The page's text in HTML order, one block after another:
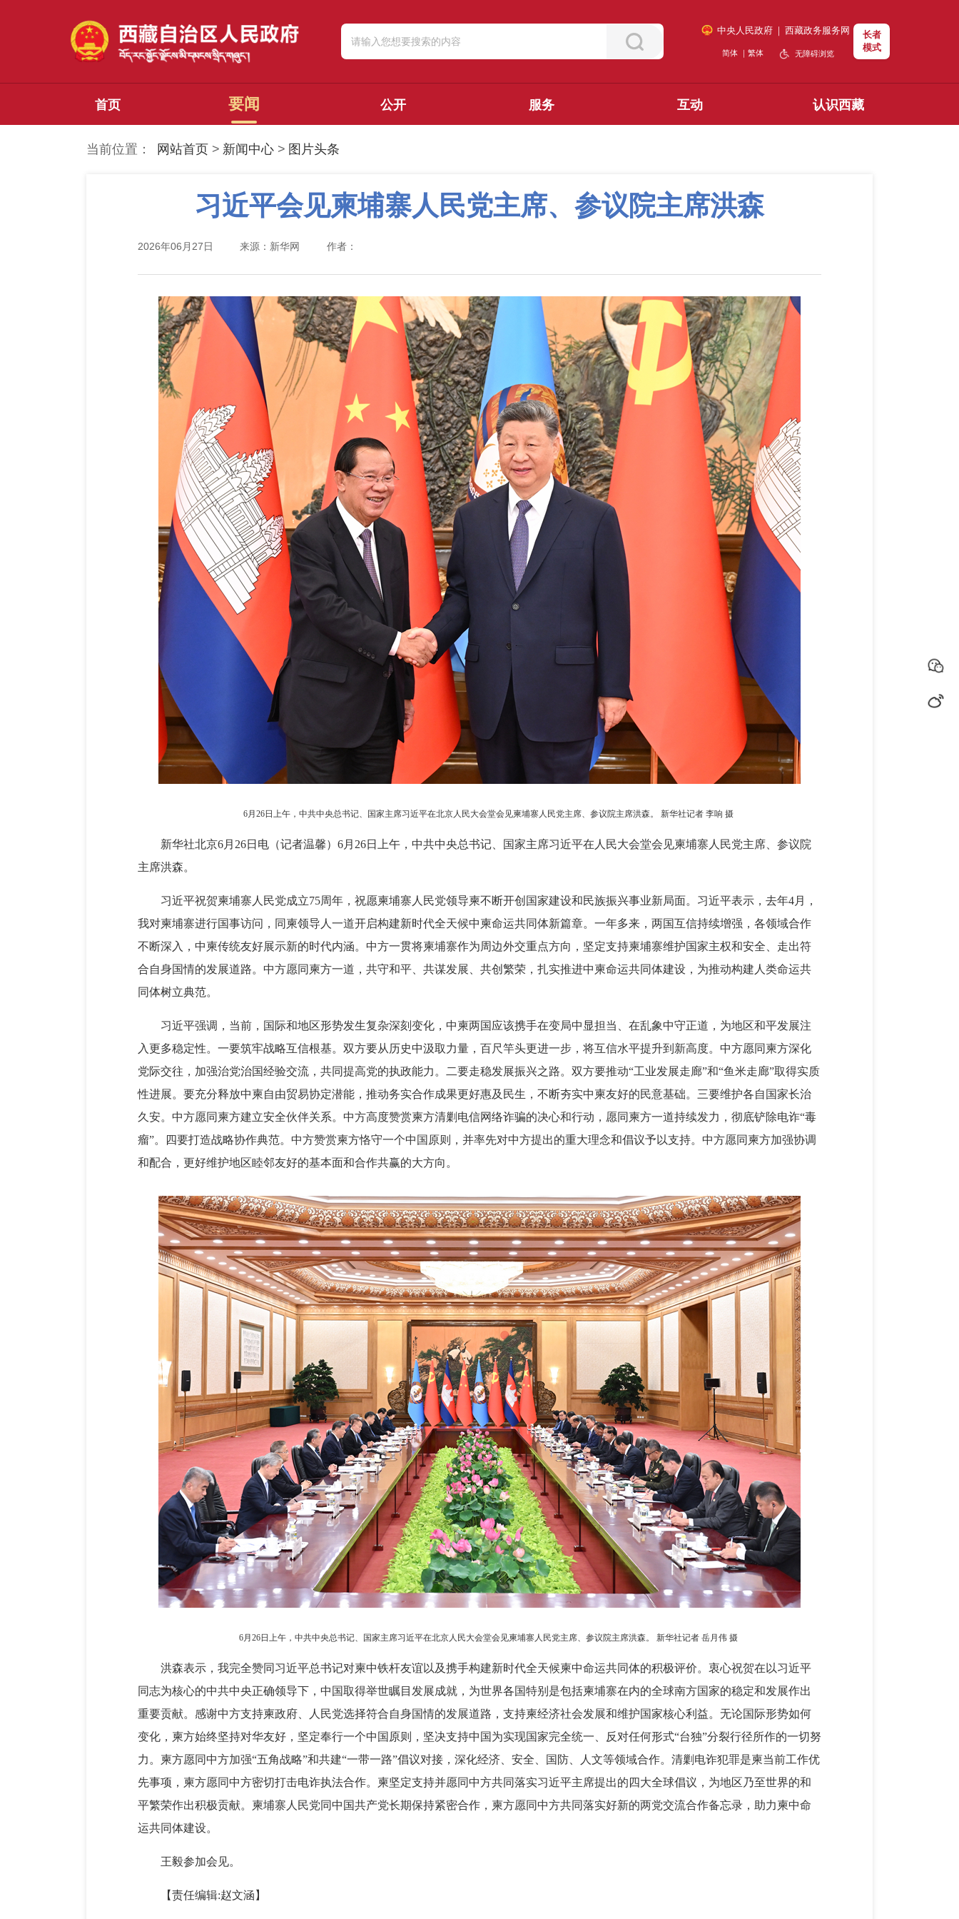
中央人民政府 ｜ 西藏政务服务网
简体｜ 繁体 无障碍浏览
长者
模式
首页 要闻 公开 服务 互动 认识西藏
当前位置： 网站首页 > 新闻中心 > 图片头条
习近平会见柬埔寨人民党主席、参议院主席洪森
2026年06月27日 来源：新华网 作者：
6月26日上午，中共中央总书记、国家主席习近平在北京人民大会堂会见柬埔寨人民党主席、参议院主席洪森。 新华社记者 李响 摄
新华社北京6月26日电（记者温馨）6月26日上午，中共中央总书记、国家主席习近平在人民大会堂会见柬埔寨人民党主席、参议院
主席洪森。
习近平祝贺柬埔寨人民党成立75周年，祝愿柬埔寨人民党领导柬不断开创国家建设和民族振兴事业新局面。习近平表示，去年4月，
我对柬埔寨进行国事访问，同柬领导人一道开启构建新时代全天候中柬命运共同体新篇章。一年多来，两国互信持续增强，各领域合作
不断深入，中柬传统友好展示新的时代内涵。中方一贯将柬埔寨作为周边外交重点方向，坚定支持柬埔寨维护国家主权和安全、走出符
合自身国情的发展道路。中方愿同柬方一道，共守和平、共谋发展、共创繁荣，扎实推进中柬命运共同体建设，为推动构建人类命运共
同体树立典范。
习近平强调，当前，国际和地区形势发生复杂深刻变化，中柬两国应该携手在变局中显担当、在乱象中守正道，为地区和平发展注
入更多稳定性。一要筑牢战略互信根基。双方要从历史中汲取力量，百尺竿头更进一步，将互信水平提升到新高度。中方愿同柬方深化
党际交往，加强治党治国经验交流，共同提高党的执政能力。二要走稳发展振兴之路。双方要推动“工业发展走廊”和“鱼米走廊”取得实质
性进展。要充分释放中柬自由贸易协定潜能，推动务实合作成果更好惠及民生，不断夯实中柬友好的民意基础。三要维护各自国家长治
久安。中方愿同柬方建立安全伙伴关系。中方高度赞赏柬方清剿电信网络诈骗的决心和行动，愿同柬方一道持续发力，彻底铲除电诈“毒
瘤”。四要打造战略协作典范。中方赞赏柬方恪守一个中国原则，并率先对中方提出的重大理念和倡议予以支持。中方愿同柬方加强协调
和配合，更好维护地区睦邻友好的基本面和合作共赢的大方向。
6月26日上午，中共中央总书记、国家主席习近平在北京人民大会堂会见柬埔寨人民党主席、参议院主席洪森。 新华社记者 岳月伟 摄
洪森表示，我完全赞同习近平总书记对柬中铁杆友谊以及携手构建新时代全天候柬中命运共同体的积极评价。衷心祝贺在以习近平
同志为核心的中共中央正确领导下，中国取得举世瞩目发展成就，为世界各国特别是包括柬埔寨在内的全球南方国家的稳定和发展作出
重要贡献。感谢中方支持柬政府、人民党选择符合自身国情的发展道路，支持柬经济社会发展和维护国家核心利益。无论国际形势如何
变化，柬方始终坚持对华友好，坚定奉行一个中国原则，坚决支持中国为实现国家完全统一、反对任何形式“台独”分裂行径所作的一切努
力。柬方愿同中方加强“五角战略”和共建“一带一路”倡议对接，深化经济、安全、国防、人文等领域合作。清剿电诈犯罪是柬当前工作优
先事项，柬方愿同中方密切打击电诈执法合作。柬坚定支持并愿同中方共同落实习近平主席提出的四大全球倡议，为地区乃至世界的和
平繁荣作出积极贡献。柬埔寨人民党同中国共产党长期保持紧密合作，柬方愿同中方共同落实好新的两党交流合作备忘录，助力柬中命
运共同体建设。
王毅参加会见。
【责任编辑:赵文涵】